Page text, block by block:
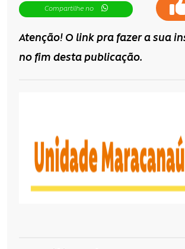
Compartilhe no
Atenção! O link pra fazer a sua
no fim desta publicação.